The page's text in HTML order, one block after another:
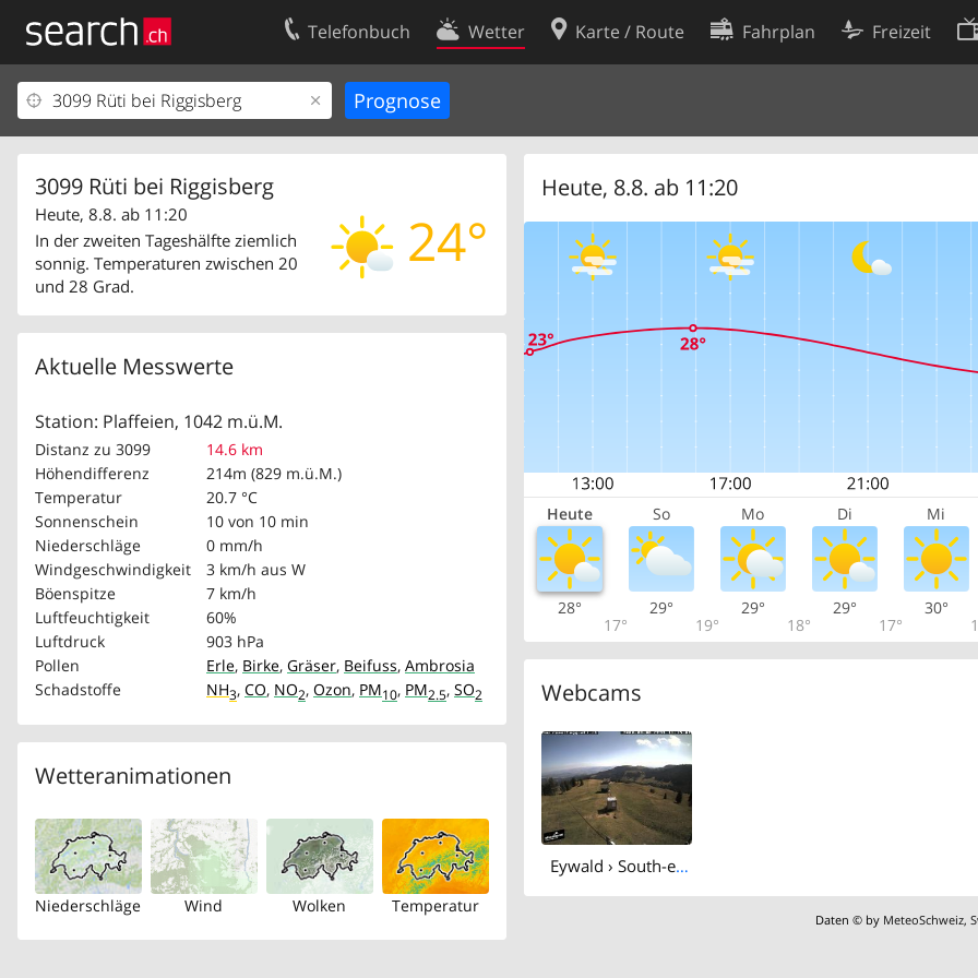
Telefonbuch Wetter Karte / Route Fahrplan Freizeit
3099 Rüti bei Riggisberg
24°
Heute, 8.8. ab 11:20
In der zweiten Tageshälfte ziemlich
sonnig. Temperaturen zwischen 20
und 28 Grad.
Aktuelle Messwerte
Station: Plaffeien, 1042 m.ü.M.
Distanz zu 3099
14.6 km
Höhendifferenz
214m (829 m.ü.M.)
Temperatur
20.7 °C
Sonnenschein
10 von 10 min
Niederschläge
0 mm/h
Windgeschwindigkeit
3 km/h aus W
Böenspitze
7 km/h
Luftfeuchtigkeit
60%
Luftdruck
903 hPa
Pollen
Erle, Birke, Gräser, Beifuss, Ambrosia
Schadstoffe
NH3, CO, NO2, Ozon, PM10, PM2.5, SO2
Wetteranimationen
Niederschläge Wind Wolken Temperatur
Heute, 8.8. ab 11:20
Heute So Mo Di Mi
28°
17°
29°
19°
29°
18°
29°
17°
30°
Webcams
Eywald › South-east: Skilift Rüschegg
Daten © by MeteoSchweiz,
Ihr Eintrag
Kundencenter Geschäftskunden
Kontakt
Nutzungsbedingungen
Cookie-Einstellungen